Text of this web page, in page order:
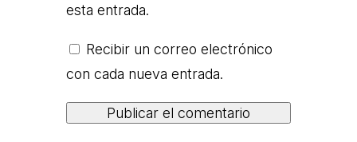
esta entrada.
Recibir un correo electrónico
con cada nueva entrada.